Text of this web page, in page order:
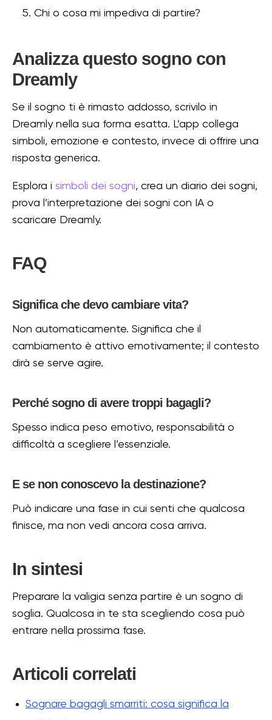
Chi o cosa mi impediva di partire?
Analizza questo sogno con
Dreamly
Se il sogno ti è rimasto addosso, scrivilo in
Dreamly nella sua forma esatta. L’app collega
simboli, emozione e contesto, invece di offrire una
risposta generica.
Esplora i simboli dei sogni, crea un diario dei sogni,
prova l’interpretazione dei sogni con IA o
scaricare Dreamly.
FAQ
Significa che devo cambiare vita?
Non automaticamente. Significa che il
cambiamento è attivo emotivamente; il contesto
dirà se serve agire.
Perché sogno di avere troppi bagagli?
Spesso indica peso emotivo, responsabilità o
difficoltà a scegliere l’essenziale.
E se non conoscevo la destinazione?
Può indicare una fase in cui senti che qualcosa
finisce, ma non vedi ancora cosa arriva.
In sintesi
Preparare la valigia senza partire è un sogno di
soglia. Qualcosa in te sta scegliendo cosa può
entrare nella prossima fase.
Articoli correlati
Sognare bagagli smarriti: cosa significa la